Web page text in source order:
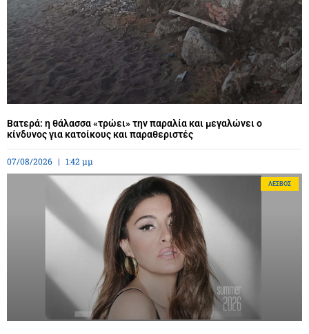
Βατερά: η θάλασσα «τρώει» την παραλία και μεγαλώνει ο
κίνδυνος για κατοίκους και παραθεριστές
07/08/2026 1:42 μμ
ΛΈΣΒΟΣ